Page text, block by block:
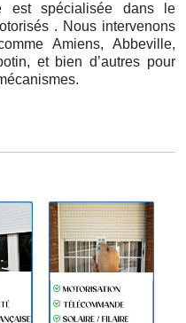
est spécialisée dans le
. Nous intervenons
Amiens, Abbeville,
et bien d’autres pour